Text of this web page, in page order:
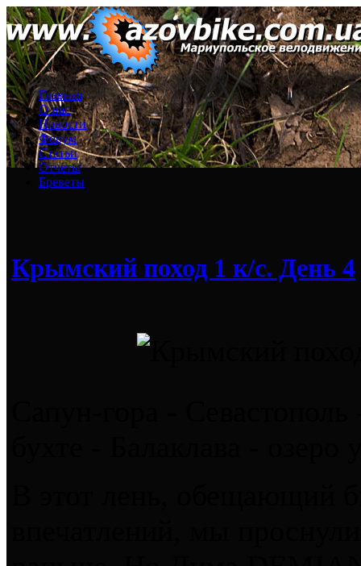
Главная
О нас
Новости
Форум
Статьи
Отчеты
Бреветы
Крымский поход 1 к/с. День 4